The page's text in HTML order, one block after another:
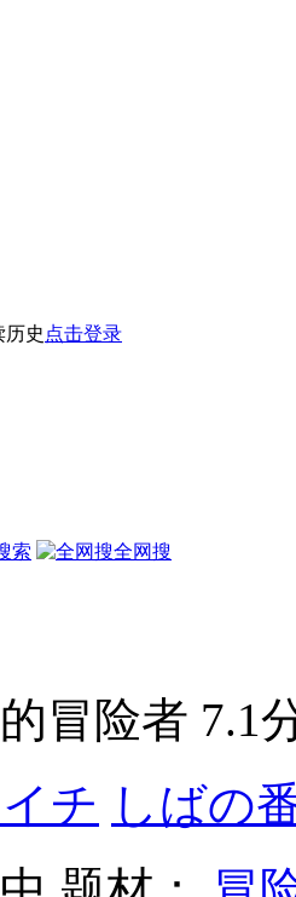
历史 点击登录
索 全网搜
冒险者 7.1
チ しばの